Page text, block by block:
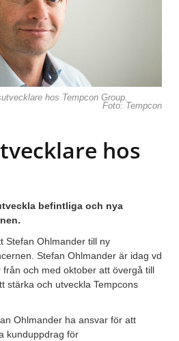
hos Tempcon Group.
Foto: Tempcon
hos
befintliga och nya
Stefan Ohlmander till ny
Stefan Ohlmander är idag vd
och med oktober att övergå till
stärka och utveckla Tempcons
Ohlmander ha ansvar för att
kunduppdrag för